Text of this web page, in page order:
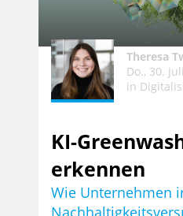
Theresa
Do., 30.
in
KI-
erkennen
Wie Unternehmen